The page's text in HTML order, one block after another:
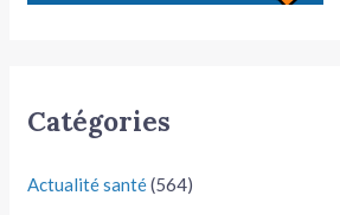
Catégories
Actualité santé(564)